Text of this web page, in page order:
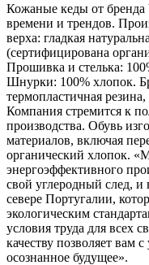
Кожаные кеды от бренда
времени и трендов.
верха: гладкая
(сертифицирована
Прошивка и стелька:
Шнурки: 100% хлопок.
термопластичная
Компания стремится к
производства. Обувь
материалов, включая
органический хлопок.
энергоэффективного
свой углеродный след,
севере Португалии,
экологическим
условия труда для всех
качеству позволяет вам
осознанное будущее».